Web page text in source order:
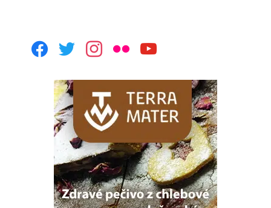
facebooktwitterinstagram
flickr youtube